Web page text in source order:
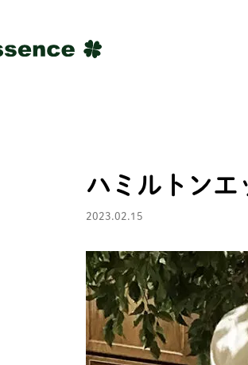
ハミルトンエ
2023.02.15